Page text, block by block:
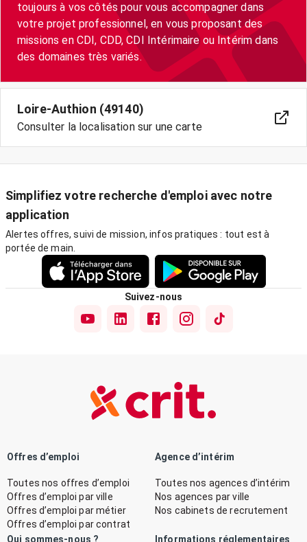
toujours à vos côtés pour vous accompagner dans
votre projet professionnel, en vous proposant des
missions en CDI, CDD, CDI Intérimaire ou Intérim dans
des domaines très variés.
Loire-Authion (49140)
Consulter la localisation sur une carte
Simplifiez votre recherche d'emploi avec notre
application
Alertes offres, suivi de mission, infos pratiques : tout est à
portée de main.
Suivez-nous
Offres d’emploi
Toutes nos offres d’emploi
Offres d’emploi par ville
Offres d’emploi par métier
Offres d’emploi par contrat
Agence d’intérim
Toutes nos agences d’intérim
Nos agences par ville
Nos cabinets de recrutement
Qui sommes-nous ? Informations réglementaires